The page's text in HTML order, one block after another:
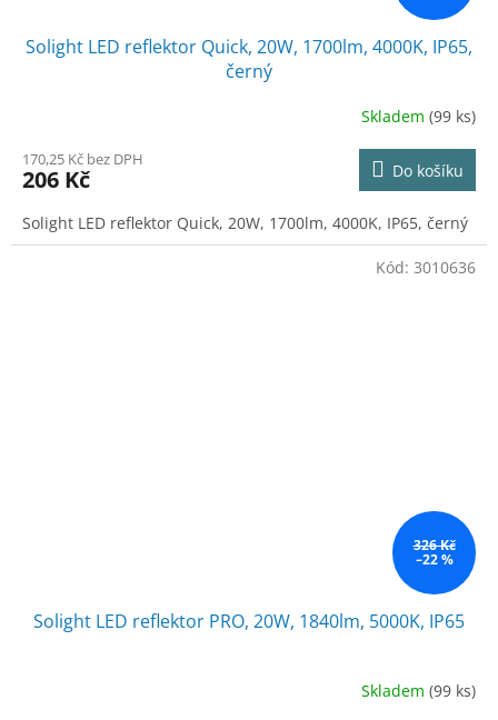
Solight LED reflektor Quick, 20W, 1700lm, 4000K, IP65,
černý
Skladem (99 ks)
170,25 Kč bez DPH
206 Kč Do košíku
Solight LED reflektor Quick, 20W, 1700lm, 4000K, IP65, černý
326 Kč
–22 %
Solight LED reflektor PRO, 20W, 1840lm, 5000K, IP65
Skladem (99 ks)
Kód: 3010636